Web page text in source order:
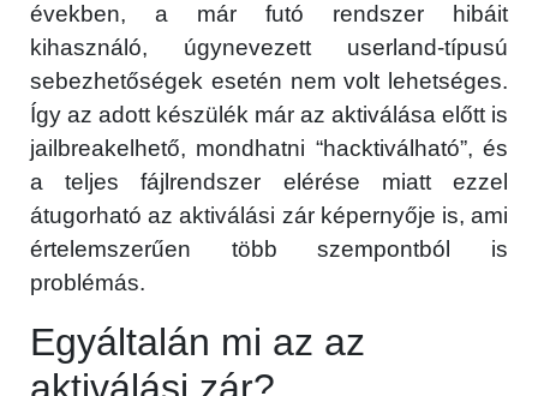
években, a már futó rendszer hibáit
kihasználó, úgynevezett userland-típusú
sebezhetőségek esetén nem volt lehetséges.
Így az adott készülék már az aktiválása előtt is
jailbreakelhető, mondhatni “hacktiválható”, és
a teljes fájlrendszer elérése miatt ezzel
átugorható az aktiválási zár képernyője is, ami
értelemszerűen több szempontból is
problémás.
Egyáltalán mi az az